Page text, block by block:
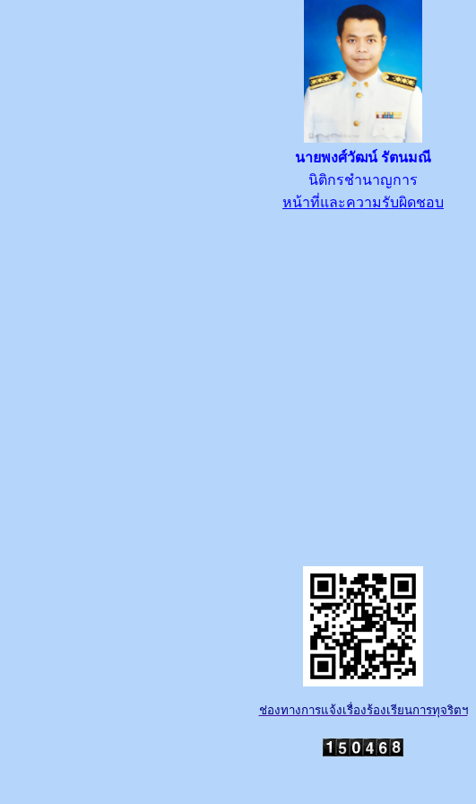
นายพงศ์วัฒน์ รัตนมณี
นิติกรชำนาญการ
หน้าที่และความรับผิดชอบ
ช่องทางการแจ้งเรื่องร้องเรียนการทุจริตฯ